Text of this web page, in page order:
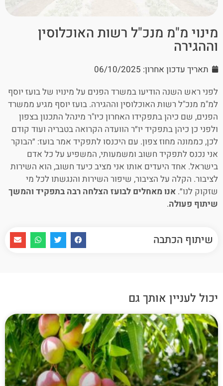
מינוי מ"מ מנכ"ל רשות האוכלוסין
וההגירה
תאריך עדכון אחרון: 06/10/2025
לפני ראש השנה הודיעו במשרד הפנים על מינויו של בועז יוסף
למ"מ מנכ"ל רשות האוכלוסין וההגירה. בועז יוסף מגיע ממשרד
הפנים, שם כיהן בתפקידו האחרון כיו"ר מינהל התכנון בצפון
ולפני כן כיהן בתפקיד יו״ר הוועדה הקרואה בטבריה ועוד קודם
לכן, כממונה מחוז צפון. עם היכנסו לתפקיד אמר בועז: ״הבוקר
אני נכנס לתפקיד חשוב ומשמעותי, המשפיע על כל אדם
בישראל. אחד היעדים אותו אני מציב כיעד חשוב, הוא השירות
לציבור. הקלה על הציבור, שיפור השירות והנגשתו לכל מי
שזקוק לנו״. אנו מאחלים לבועז הצלחה רבה בתפקיד והמשך
שיתוף פעולה.
שיתוף הכתבה
יכול לעניין אותך גם